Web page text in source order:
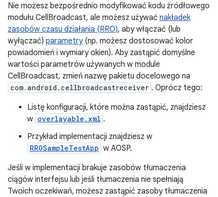
Nie możesz bezpośrednio modyfikować kodu źródłowego
modułu CellBroadcast, ale możesz używać nakładek
zasobów czasu działania (RRO), aby włączać (lub
wyłączać) parametry(np. możesz dostosować kolor
powiadomień i wymiary okien). Aby zastąpić domyślne
wartości parametrów używanych w module
CellBroadcast, zmień nazwę pakietu docelowego na
com.android.cellbroadcastreceiver . Oprócz tego:
Listę konfiguracji, które można zastąpić, znajdziesz
w overlayable.xml .
Przykład implementacji znajdziesz w
RROSampleTestApp w AOSP.
Jeśli w implementacji brakuje zasobów tłumaczenia
ciągów interfejsu lub jeśli tłumaczenia nie spełniają
Twoich oczekiwań, możesz zastąpić zasoby tłumaczenia